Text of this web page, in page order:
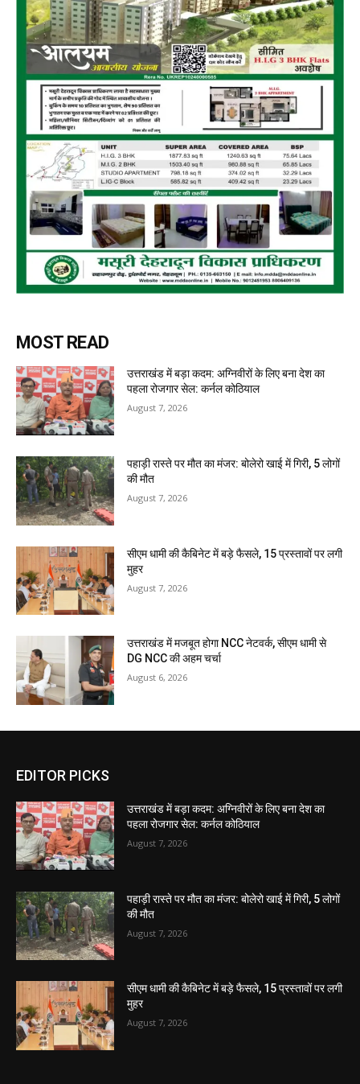
MOST READ
उत्तराखंड में बड़ा कदम: अग्निवीरों के लिए बना देश का
पहला रोजगार सेल: कर्नल कोठियाल
August 7, 2026
पहाड़ी रास्ते पर मौत का मंजर: बोलेरो खाई में गिरी, 5 लोगों
की मौत
August 7, 2026
सीएम धामी की कैबिनेट में बड़े फैसले, 15 प्रस्तावों पर लगी
मुहर
August 7, 2026
उत्तराखंड में मजबूत होगा NCC नेटवर्क, सीएम धामी से
DG NCC की अहम चर्चा
August 6, 2026
EDITOR PICKS
उत्तराखंड में बड़ा कदम: अग्निवीरों के लिए बना देश का
पहला रोजगार सेल: कर्नल कोठियाल
August 7, 2026
पहाड़ी रास्ते पर मौत का मंजर: बोलेरो खाई में गिरी, 5 लोगों
की मौत
August 7, 2026
सीएम धामी की कैबिनेट में बड़े फैसले, 15 प्रस्तावों पर लगी
मुहर
August 7, 2026